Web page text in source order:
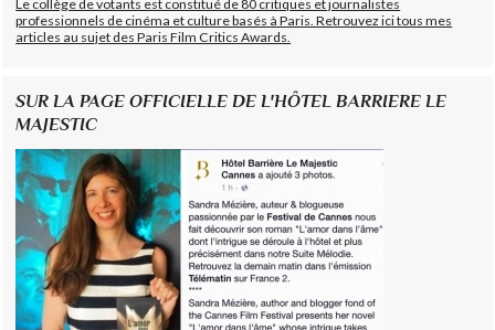
Le collège de votants est constitué de 80 critiques et journalistes
professionnels de cinéma et culture basés à Paris. Retrouvez ici tous mes
articles au sujet des Paris Film Critics Awards.
SUR LA PAGE OFFICIELLE DE L'HÔTEL BARRIERE LE
MAJESTIC